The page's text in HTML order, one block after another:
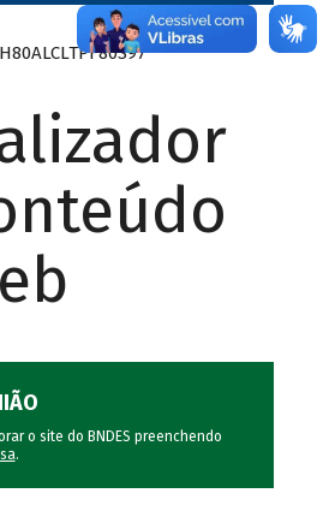
o site do BNDES preenchendo
.